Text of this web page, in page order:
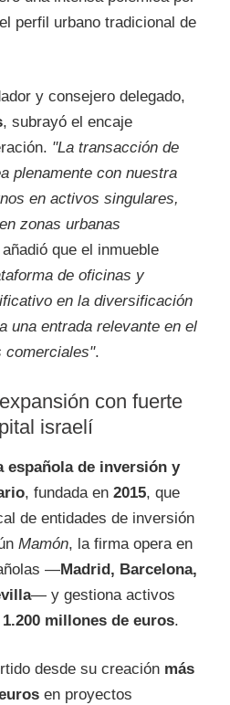
perfil urbano tradicional de
y consejero delegado,
, subrayó el encaje
"La transacción de
plenamente con nuestra
en activos singulares,
zonas urbanas
que el inmueble
de oficinas y
en la diversificación
una entrada relevante en el
comerciales".
con fuerte
israelí
española de inversión y
, fundada en 2015, que
de entidades de inversión
Mamón, la firma opera en
—Madrid, Barcelona,
— y gestiona activos
1.200 millones de euros.
desde su creación más
en proyectos